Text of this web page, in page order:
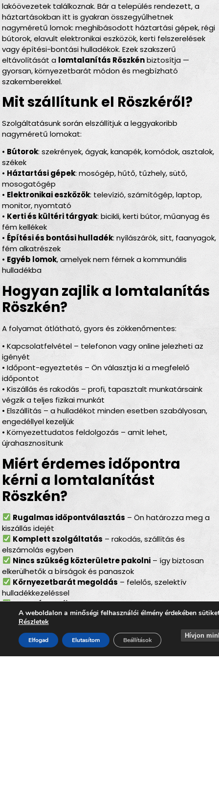
lakóövezetek találkoznak. Bár a település rendezett, a
háztartásokban itt is gyakran összegyűlhetnek
nagyméretű lomok: meghibásodott háztartási gépek, régi
bútorok, elavult elektronikai eszközök, kerti felszerelések
vagy építési-bontási hulladékok. Ezek szakszerű
eltávolítását a lomtalanítás Röszkénbiztosítja —
gyorsan, környezetbarát módon és megbízható
szakemberekkel.
Mit szállítunk el Röszkéről?
Szolgáltatásunk során elszállítjuk a leggyakoribb
nagyméretű lomokat:
• Bútorok: szekrények, ágyak, kanapék, komódok, asztalok,
székek
• Háztartási gépek: mosógép, hűtő, tűzhely, sütő,
mosogatógép
• Elektronikai eszközök: televízió, számítógép, laptop,
monitor, nyomtató
• Kerti és kültéri tárgyak: bicikli, kerti bútor, műanyag és
fém kellékek
• Építési és bontási hulladék: nyílászárók, sitt, faanyagok,
fém alkatrészek
• Egyéb lomok, amelyek nem férnek a kommunális
hulladékba
Hogyan zajlik a lomtalanítás
Röszkén?
A folyamat átlátható, gyors és zökkenőmentes:
• Kapcsolatfelvétel – telefonon vagy online jelezheti az
igényét
• Időpont-egyeztetés – Ön választja ki a megfelelő
időpontot
• Kiszállás és rakodás – profi, tapasztalt munkatársaink
végzik a teljes fizikai munkát
• Elszállítás – a hulladékot minden esetben szabályosan,
engedéllyel kezeljük
• Környezettudatos feldolgozás – amit lehet,
újrahasznosítunk
Miért érdemes időpontra
kérni a lomtalanítást
Röszkén?
Rugalmas időpontválasztás – Ön határozza meg a
kiszállás idejét
Komplett szolgáltatás – rakodás, szállítás és
elszámolás egyben
Nincs szükség közterületre pakolni– így biztosan
elkerülhetők a bírságok és panaszok
Környezetbarát megoldás – felelős, szelektív
hulladékkezeléssel
Gyors és profi csapat– minden tisztán, gyorsan és
gördülékenyen zajlik
Lomtalanítás Röszke – ideális
választás minden helyzetben
A weboldalon a minőségi felhasználói élmény érdekében
Részletek
Elfogad Elutasítom Beállítások
Hívjon